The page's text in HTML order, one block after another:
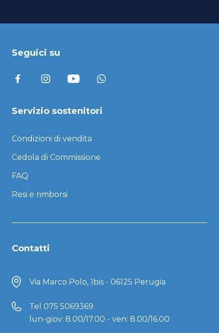
Seguici su
Servizio sostenitori
Condizioni di vendita
Cedola di Commissione
FAQ
Resi e rimborsi
Contatti
Via Marco Polo, 1bis - 06125 Perugia
Tel 075 5069369
lun-giov: 8.00/17.00 - ven: 8.00/16.00